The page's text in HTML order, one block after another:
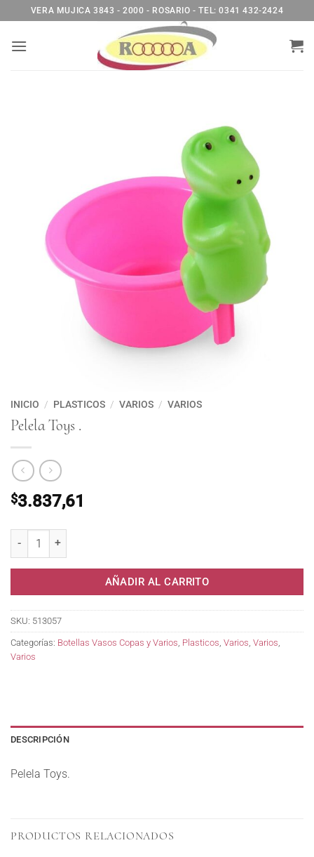
al
contenido
VERA MUJICA 3843 - 2000 - ROSARIO - TEL: 0341 432-2424
INICIO / PLASTICOS / VARIOS / VARIOS
Pelela Toys .
$3.837,61
AÑADIR AL CARRITO
SKU: 513057
Categorías: Botellas Vasos Copas y Varios, Plasticos, Varios, Varios,
Varios
DESCRIPCIÓN
Pelela Toys.
PRODUCTOS RELACIONADOS